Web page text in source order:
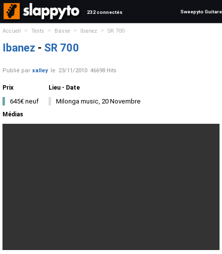
232 connectés Sweepyto Guitare
Accueil > Tests > Basse > Ibanez > SR 700
Ibanez - SR 700
Publié par xalley le 23/11/2010 46698 Hits
Prix
645€ neuf
Lieu - Date
Milonga music, 20 Novembre
Médias